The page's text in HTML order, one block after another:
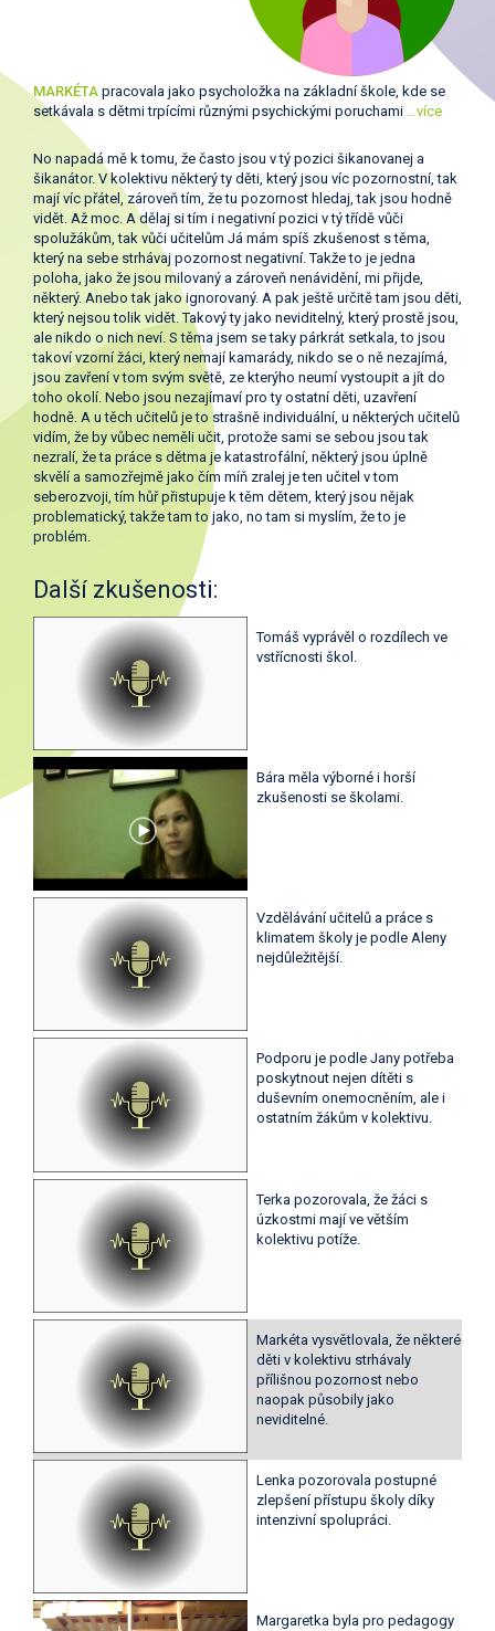
MARKÉTA pracovala jako psycholožka na základní škole, kde se
setkávala s dětmi trpícími různými psychickými poruchami
…více
No napadá mě k tomu, že často jsou v tý pozici šikanovanej a
šikanátor. V kolektivu některý ty děti, který jsou víc pozornostní, tak
mají víc přátel, zároveň tím, že tu pozornost hledaj, tak jsou hodně
vidět. Až moc. A dělaj si tím i negativní pozici v tý třídě vůči
spolužákům, tak vůči učitelům Já mám spíš zkušenost s těma,
který na sebe strhávaj pozornost negativní. Takže to je jedna
poloha, jako že jsou milovaný a zároveň nenávidění, mi přijde,
některý. Anebo tak jako ignorovaný. A pak ještě určitě tam jsou děti,
který nejsou tolik vidět. Takový ty jako neviditelný, který prostě jsou,
ale nikdo o nich neví. S těma jsem se taky párkrát setkala, to jsou
takoví vzorní žáci, který nemají kamarády, nikdo se o ně nezajímá,
jsou zavření v tom svým světě, ze kterýho neumí vystoupit a jít do
toho okolí. Nebo jsou nezajímaví pro ty ostatní děti, uzavření
hodně. A u těch učitelů je to strašně individuální, u některých učitelů
vidím, že by vůbec neměli učit, protože sami se sebou jsou tak
nezralí, že ta práce s dětma je katastrofální, některý jsou úplně
skvělí a samozřejmě jako čím míň zralej je ten učitel v tom
seberozvoji, tím hůř přistupuje k těm dětem, který jsou nějak
problematický, takže tam to jako, no tam si myslím, že to je
problém.
Další zkušenosti:
Tomáš vyprávěl o rozdílech ve
vstřícnosti škol.
Bára měla výborné i horší
zkušenosti se školami.
Vzdělávání učitelů a práce s
klimatem školy je podle Aleny
nejdůležitější.
Podporu je podle Jany potřeba
poskytnout nejen dítěti s
duševním onemocněním, ale i
ostatním žákům v kolektivu.
Terka pozorovala, že žáci s
úzkostmi mají ve větším
kolektivu potíže.
Markéta vysvětlovala, že některé
děti v kolektivu strhávaly
přílišnou pozornost nebo
naopak působily jako
neviditelné.
Lenka pozorovala postupné
zlepšení přístupu školy díky
intenzivní spolupráci.
Margaretka byla pro pedagogy